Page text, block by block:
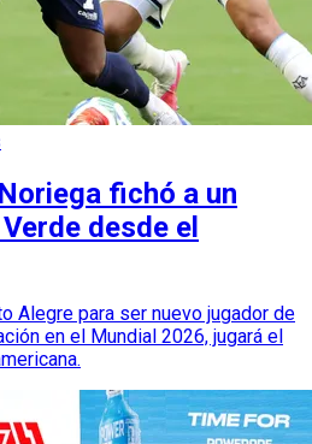
fichó a un
desde el
Alegre para ser nuevo jugador de
en el Mundial 2026, jugará el